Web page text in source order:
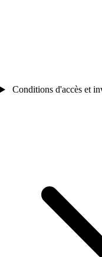
Conditions d'accès et